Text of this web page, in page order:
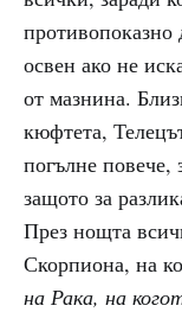
противопоказно
освен ако не
от мазнина.
кюфтета,
погълне
защото за
През нощта
Скорпиона, на
на Рака, на